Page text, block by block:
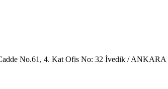
No.61, 4. Kat Ofis No: 32 İvedik / ANKARA